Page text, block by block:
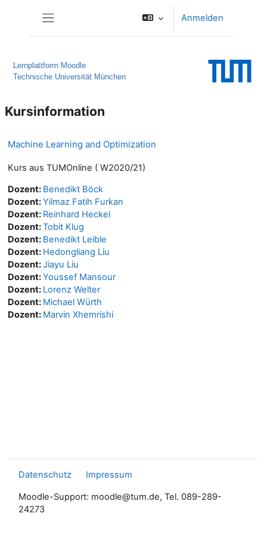
Anmelden
Lernplattform Moodle
Technische Universität München
Kursinformation
Machine Learning and Optimization
Kurs aus TUMOnline ( W2020/21)
Dozent: Benedikt Böck
Dozent:Yilmaz Fatih Furkan
Dozent: Reinhard Heckel
Dozent:Tobit Klug
Dozent: Benedikt Leible
Dozent: Hedongliang Liu
Dozent:Jiayu Liu
Dozent:Youssef Mansour
Dozent: Lorenz Welter
Dozent: Michael Würth
Dozent: Marvin Xhemrishi
Datenschutz Impressum
Moodle-Support: moodle@tum.de, Tel. 089-289-
24273